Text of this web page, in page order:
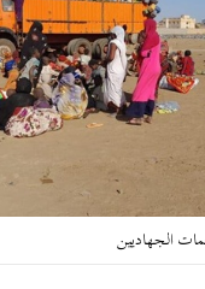
الجهاديين